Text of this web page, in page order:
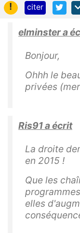
!
citer
elminster a
Bonjour,
Ohhh le
privées
Ris91 a écrit
La droite
en 2015 !
Que les
elles